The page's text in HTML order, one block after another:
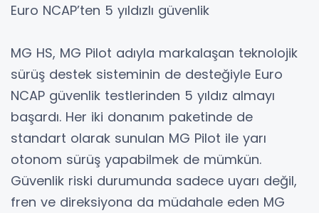
Euro NCAP’ten 5 yıldızlı güvenlik
MG HS, MG Pilot adıyla markalaşan teknolojik
sürüş destek sisteminin de desteğiyle Euro
NCAP güvenlik testlerinden 5 yıldız almayı
başardı. Her iki donanım paketinde de
standart olarak sunulan MG Pilot ile yarı
otonom sürüş yapabilmek de mümkün.
Güvenlik riski durumunda sadece uyarı değil,
fren ve direksiyona da müdahale eden MG